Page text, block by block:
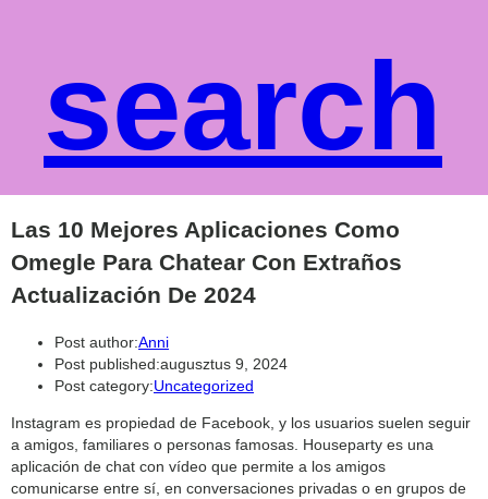
search
Las 10 Mejores Aplicaciones Como
Omegle Para Chatear Con Extraños
Actualización De 2024
Post author:Anni
Post published:augusztus 9, 2024
Post category:Uncategorized
Instagram es propiedad de Facebook, y los usuarios suelen seguir
a amigos, familiares o personas famosas. Houseparty es una
aplicación de chat con vídeo que permite a los amigos
comunicarse entre sí, en conversaciones privadas o en grupos de